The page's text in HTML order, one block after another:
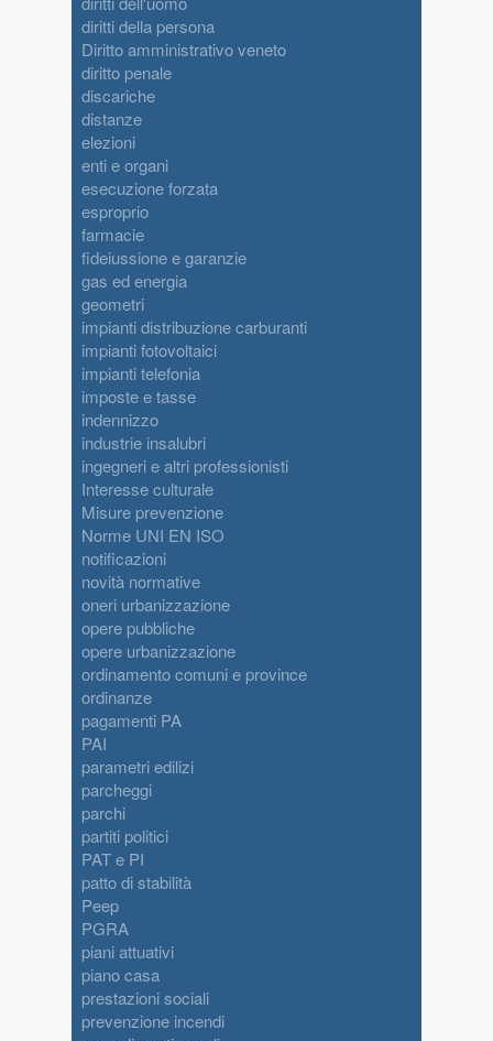
diritti della persona
Diritto amministrativo veneto
diritto penale
discariche
distanze
elezioni
enti e organi
esecuzione forzata
esproprio
farmacie
fideiussione e garanzie
gas ed energia
geometri
impianti distribuzione carburanti
impianti fotovoltaici
impianti telefonia
imposte e tasse
indennizzo
industrie insalubri
ingegneri e altri professionisti
Interesse culturale
Misure prevenzione
Norme UNI EN ISO
notificazioni
novità normative
oneri urbanizzazione
opere pubbliche
opere urbanizzazione
ordinamento comuni e province
ordinanze
pagamenti PA
PAI
parametri edilizi
parcheggi
parchi
partiti politici
PAT e PI
patto di stabilità
Peep
PGRA
piani attuativi
piano casa
prestazioni sociali
prevenzione incendi